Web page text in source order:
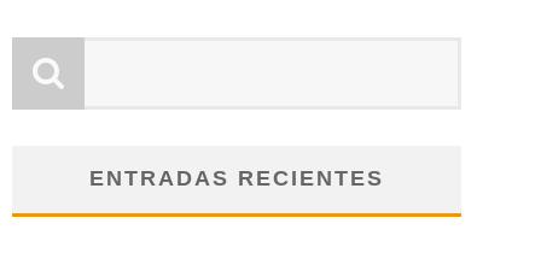
ENTRADAS RECIENTES